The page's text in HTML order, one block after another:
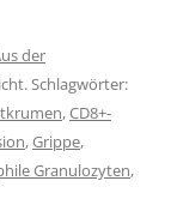
der
Schlagwörter:
,CD8+-
,Grippe,
Granulozyten,